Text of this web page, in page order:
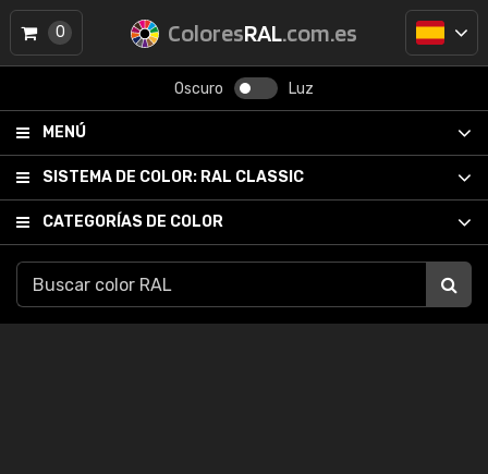
ColoresRAL.com.es
Oscuro Luz
MENÚ
SISTEMA DE COLOR: RAL CLASSIC
CATEGORÍAS DE COLOR
0